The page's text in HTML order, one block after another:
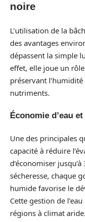
noire
L’utilisation de la
des avantages
dépassent la simple
effet, elle joue un
préservant
nutriments.
Économie d’eau
Une des principales
capacité à réduire
d’économiser
sécheresse, chaque
humide favorise le
Cette gestion de
régions à climat aride.